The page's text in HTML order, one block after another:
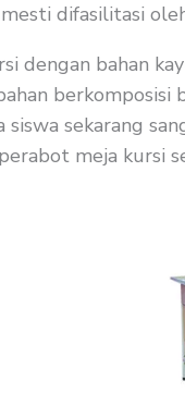
difasilitasi
dengan bahan
sekarang
meja kursi